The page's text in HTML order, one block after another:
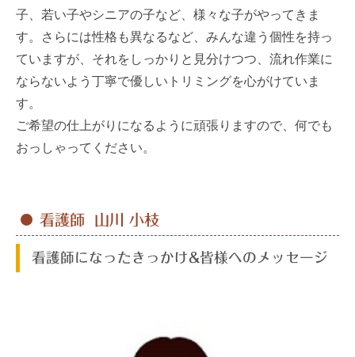
子、若い子やシニアの子など、様々な子がやってきま
す。さらには性格も異なるなど、みんな違う個性を持っ
ていますが、それをしっかりと見分けつつ、流れ作業に
ならないよう丁寧で優しいトリミングを心がけていま
す。
ご希望の仕上がりになるように頑張りますので、何でも
おっしゃってください。
看護師 山川 小枝
看護師になったきっかけ&皆様へのメッセージ